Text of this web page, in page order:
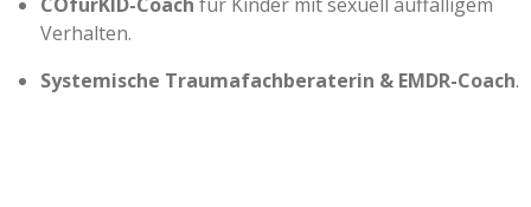
Verhalten.
Systemische Traumafachberaterin & EMDR-Coach.